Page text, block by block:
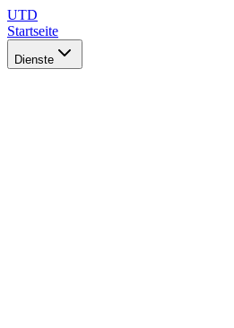
UTD
Startseite
Dienste